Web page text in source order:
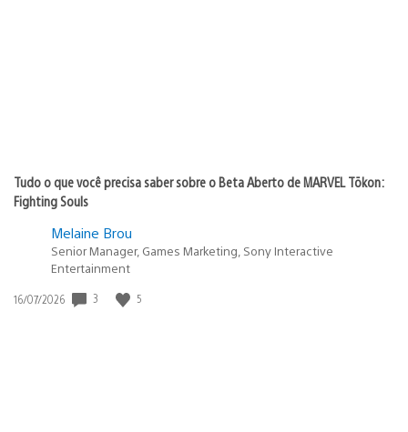
Tudo o que você precisa saber sobre o Beta Aberto de MARVEL Tōkon:
Fighting Souls
Melaine Brou
Senior Manager, Games Marketing, Sony Interactive
Entertainment
Data
16/07/2026 3 5